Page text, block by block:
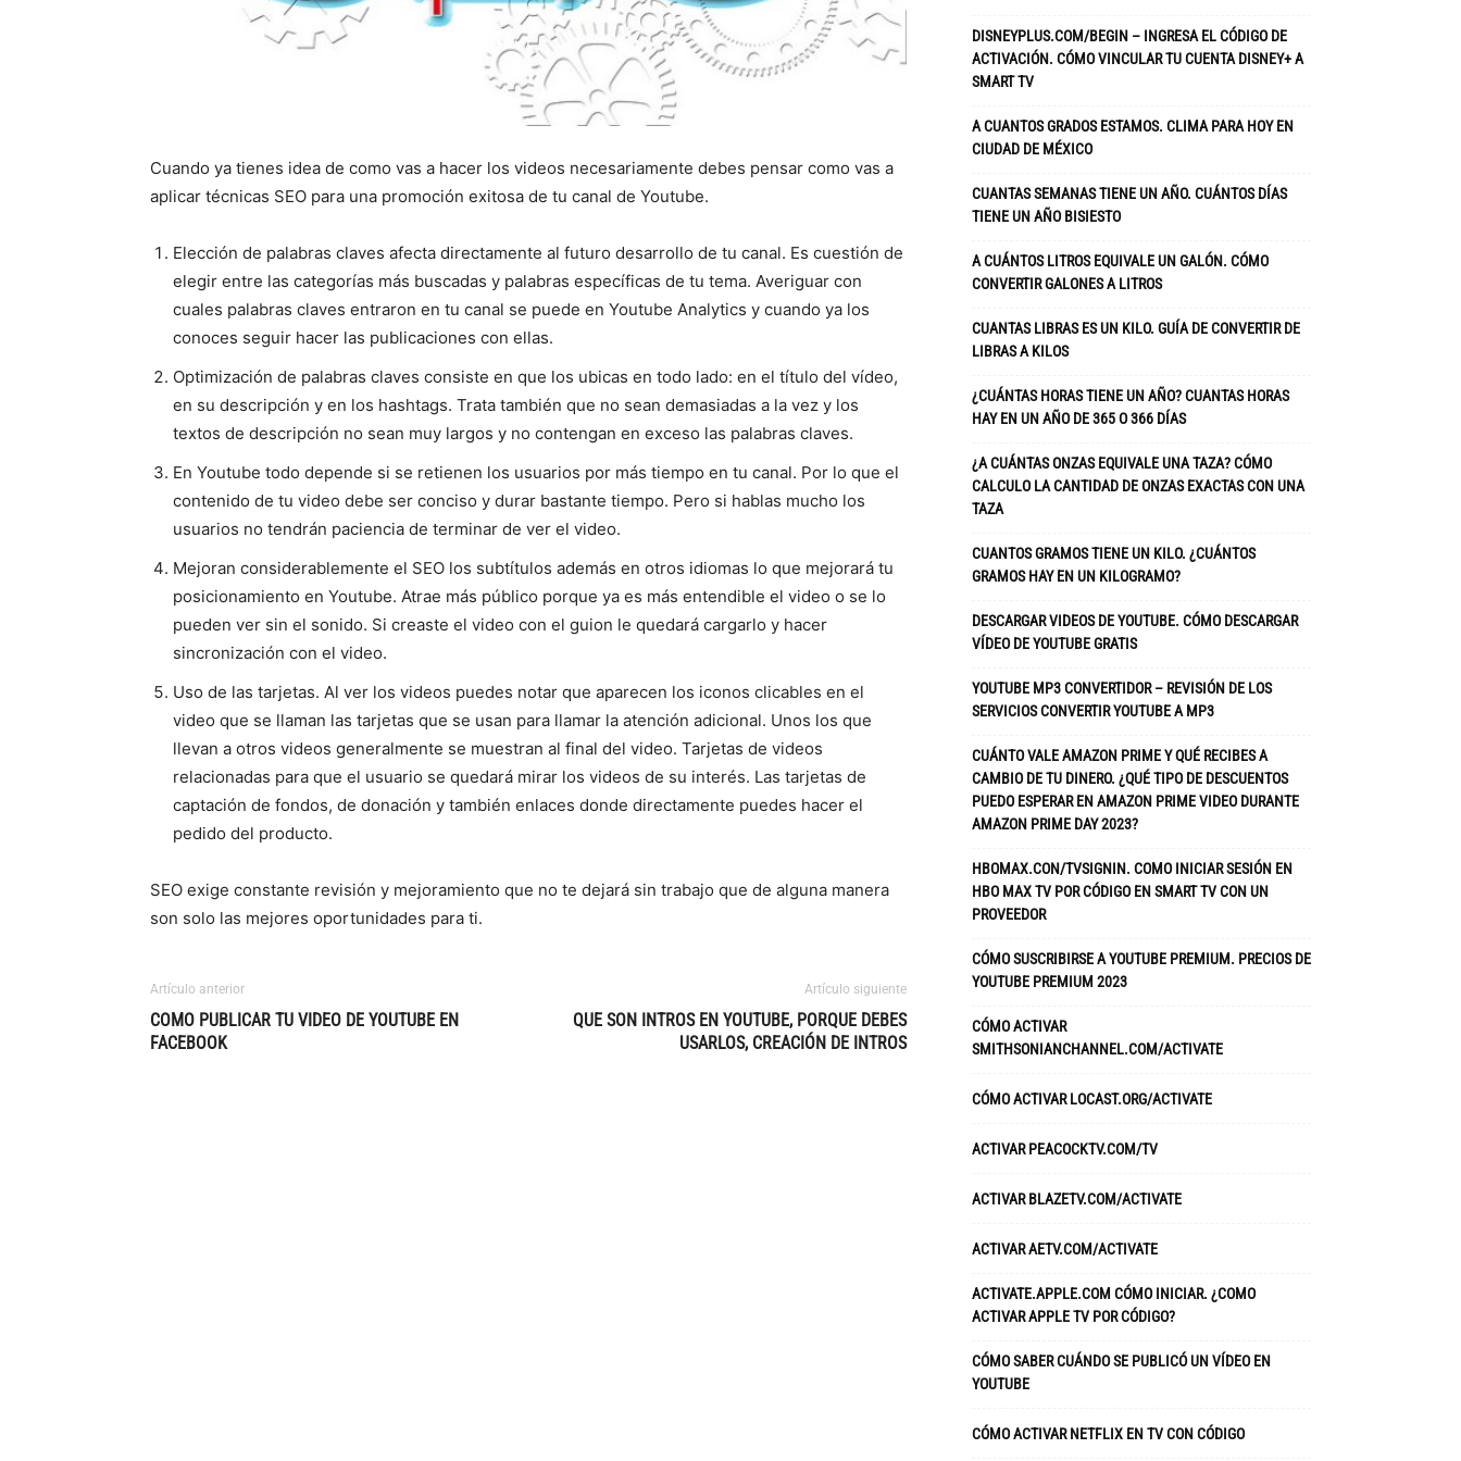
Cuando ya tienes idea de como vas a hacer los videos necesariamente debes pensar como vas a
aplicar técnicas SEO para una promoción exitosa de tu canal de Youtube.
Elección de palabras claves afecta directamente al futuro desarrollo de tu canal. Es cuestión de
elegir entre las categorías más buscadas y palabras específicas de tu tema. Averiguar con
cuales palabras claves entraron en tu canal se puede en Youtube Analytics y cuando ya los
conoces seguir hacer las publicaciones con ellas.
Optimización de palabras claves consiste en que los ubicas en todo lado: en el título del vídeo,
en su descripción y en los hashtags. Trata también que no sean demasiadas a la vez y los
textos de descripción no sean muy largos y no contengan en exceso las palabras claves.
En Youtube todo depende si se retienen los usuarios por más tiempo en tu canal. Por lo que el
contenido de tu video debe ser conciso y durar bastante tiempo. Pero si hablas mucho los
usuarios no tendrán paciencia de terminar de ver el video.
Mejoran considerablemente el SEO los subtítulos además en otros idiomas lo que mejorará tu
posicionamiento en Youtube. Atrae más público porque ya es más entendible el video o se lo
pueden ver sin el sonido. Si creaste el video con el guion le quedará cargarlo y hacer
sincronización con el video.
Uso de las tarjetas. Al ver los videos puedes notar que aparecen los iconos clicables en el
video que se llaman las tarjetas que se usan para llamar la atención adicional. Unos los que
llevan a otros videos generalmente se muestran al final del video. Tarjetas de videos
relacionadas para que el usuario se quedará mirar los videos de su interés. Las tarjetas de
captación de fondos, de donación y también enlaces donde directamente puedes hacer el
pedido del producto.
SEO exige constante revisión y mejoramiento que no te dejará sin trabajo que de alguna manera
son solo las mejores oportunidades para ti.
Artículo anterior
COMO PUBLICAR TU VIDEO DE YOUTUBE EN
FACEBOOK
Artículo siguiente
QUE SON INTROS EN YOUTUBE, PORQUE DEBES
USARLOS, CREACIÓN DE INTROS
DISNEYPLUS.COM/BEGIN – INGRESA EL CÓDIGO DE
ACTIVACIÓN. CÓMO VINCULAR TU CUENTA DISNEY+ A
SMART TV
A CUANTOS GRADOS ESTAMOS. CLIMA PARA HOY EN
CIUDAD DE MÉXICO
CUANTAS SEMANAS TIENE UN AÑO. CUÁNTOS DÍAS
TIENE UN AÑO BISIESTO
A CUÁNTOS LITROS EQUIVALE UN GALÓN. CÓMO
CONVERTIR GALONES A LITROS
CUANTAS LIBRAS ES UN KILO. GUÍA DE CONVERTIR DE
LIBRAS A KILOS
¿CUÁNTAS HORAS TIENE UN AÑO? CUANTAS HORAS
HAY EN UN AÑO DE 365 O 366 DÍAS
¿A CUÁNTAS ONZAS EQUIVALE UNA TAZA? CÓMO
CALCULO LA CANTIDAD DE ONZAS EXACTAS CON UNA
TAZA
CUANTOS GRAMOS TIENE UN KILO. ¿CUÁNTOS
GRAMOS HAY EN UN KILOGRAMO?
DESCARGAR VIDEOS DE YOUTUBE. CÓMO DESCARGAR
VÍDEO DE YOUTUBE GRATIS
YOUTUBE MP3 CONVERTIDOR – REVISIÓN DE LOS
SERVICIOS CONVERTIR YOUTUBE A MP3
CUÁNTO VALE AMAZON PRIME Y QUÉ RECIBES A
CAMBIO DE TU DINERO. ¿QUÉ TIPO DE DESCUENTOS
PUEDO ESPERAR EN AMAZON PRIME VIDEO DURANTE
AMAZON PRIME DAY 2023?
HBOMAX.CON/TVSIGNIN. COMO INICIAR SESIÓN EN
HBO MAX TV POR CÓDIGO EN SMART TV CON UN
PROVEEDOR
CÓMO SUSCRIBIRSE A YOUTUBE PREMIUM. PRECIOS DE
YOUTUBE PREMIUM 2023
CÓMO ACTIVAR
SMITHSONIANCHANNEL.COM/ACTIVATE
CÓMO ACTIVAR LOCAST.ORG/ACTIVATE
ACTIVAR PEACOCKTV.COM/TV
ACTIVAR BLAZETV.COM/ACTIVATE
ACTIVAR AETV.COM/ACTIVATE
ACTIVATE.APPLE.COM CÓMO INICIAR. ¿COMO
ACTIVAR APPLE TV POR CÓDIGO?
CÓMO SABER CUÁNDO SE PUBLICÓ UN VÍDEO EN
YOUTUBE
CÓMO ACTIVAR NETFLIX EN TV CON CÓDIGO